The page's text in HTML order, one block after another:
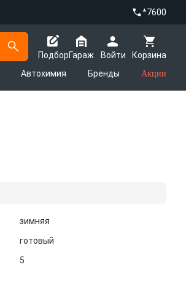
*7600
Подбор
Корзина
Гараж
Войти
Автохимия Бренды Акции
зимняя
готовый
5